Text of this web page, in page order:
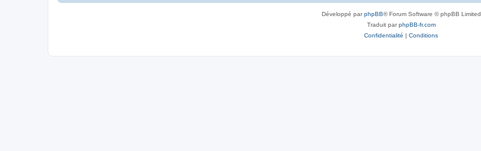
Développé parphpBB® Forum Software © phpBB Limited
Traduit parphpBB-fr.com
Confidentialité | Conditions